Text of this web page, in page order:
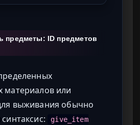
предметы: ID предметов
материалов или
выживания обычно
give_item